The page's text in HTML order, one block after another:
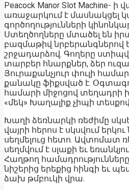
Peacock Manor Slot Machine- ի
առաջարկում է մասնակցել
գործողությունների
Ստեղծողները մտածել են
բազմաթիվ նրբերանգներով
շրջադարձով. Գողերը
տարբեր հնարքներ, ձեր
Յուրաքանչյուր փուլի
քանակը ֆիքսված է.
համարի միջոցով տեղադրի
«մեկ» Խաղալիք չիպի
Խաղի ձեռնարկի ռեժիմը
վայրի հերոս է սկսվում
սեղմելուց հետո. Ավտոմատ
սեղմվում է սլաքի եւ
Հաղթող համադրությունները
նիշերից երեքից հինգի եւ
ձախ թմբուկի վրա.